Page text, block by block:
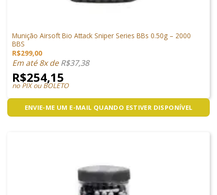
Munição Airsoft Bio Attack Sniper Series BBs 0.50g – 2000
BBS
R$299,00
Em até 8x deR$37,38
R$254,15
no PIX ou BOLETO
ENVIE-ME UM E-MAIL QUANDO ESTIVER DISPONÍVEL